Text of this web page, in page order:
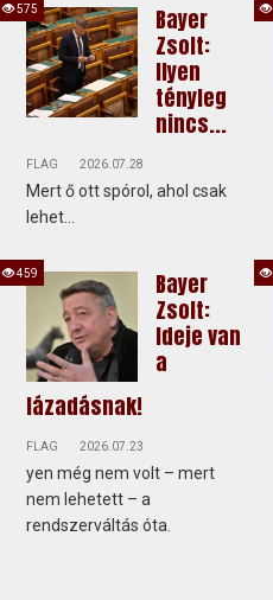
Bayer
Zsolt:
Ilyen
tényleg
nincs...
FLAG 2026.07.28
Mert ő ott spórol, ahol csak
lehet...
575
Bayer
Zsolt:
Ideje van
a
lázadásnak!
FLAG 2026.07.23
yen még nem volt – mert
nem lehetett – a
rendszerváltás óta.
459